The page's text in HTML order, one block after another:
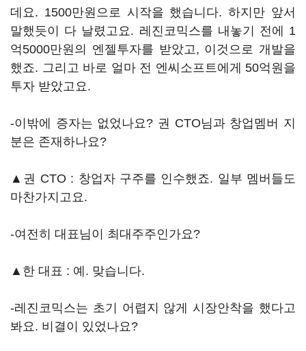
데요. 1500만원으로 시작을 했습니다. 하지만 앞서
말했듯이 다 날렸고요. 레진코믹스를 내놓기 전에 1
억5000만원의 엔젤투자를 받았고, 이것으로 개발을
했죠. 그리고 바로 얼마 전 엔씨소프트에게 50억원을
투자 받았고요.
-이밖에 증자는 없었나요? 권 CTO님과 창업멤버 지
분은 존재하나요?
▲권 CTO : 창업자 구주를 인수했죠. 일부 멤버들도
마찬가지고요.
-여전히 대표님이 최대주주인가요?
▲한 대표 : 예. 맞습니다.
-레진코믹스는 초기 어렵지 않게 시장안착을 했다고
봐요. 비결이 있었나요?